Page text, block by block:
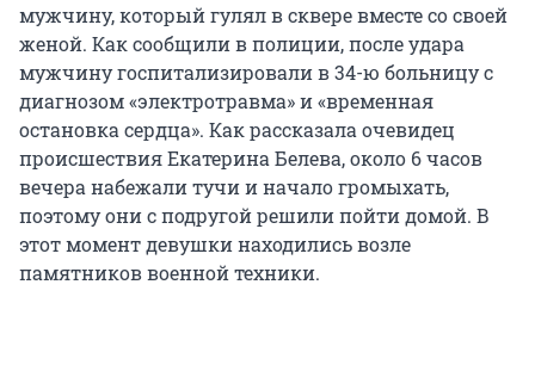
мужчину, который гулял в сквере вместе со своей
женой. Как сообщили в полиции, после удара
мужчину госпитализировали в 34-ю больницу с
диагнозом «электротравма» и «временная
остановка сердца». Как рассказала очевидец
происшествия Екатерина Белева, около 6 часов
вечера набежали тучи и начало громыхать,
поэтому они с подругой решили пойти домой. В
этот момент девушки находились возле
памятников военной техники.